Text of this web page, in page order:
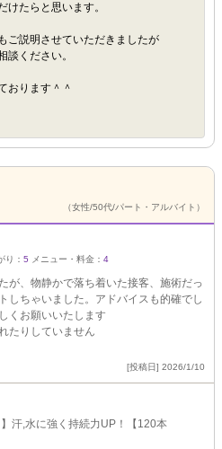
けたらと思います。
ご説明させていただきましたが
談ください。
おります＾＾
（女性/50代/パート・アルバイト）
り： 5 メニュー・料金： 4
が、物静かで落ち着いた接客、施術だっ
しちゃいました。アドバイスも的確でし
くお願いいたします
たりしていません
[投稿日] 2026/1/10
汗,水に強く持続力UP！【120本